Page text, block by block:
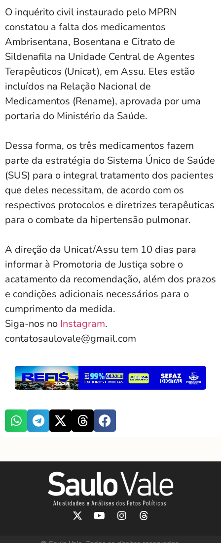
O inquérito civil instaurado pelo MPRN
constatou a falta dos medicamentos
Ambrisentana, Bosentana e Citrato de
Sildenafila na Unidade Central de Agentes
Terapêuticos (Unicat), em Assu. Eles estão
incluídos na Relação Nacional de
Medicamentos (Rename), aprovada por uma
portaria do Ministério da Saúde.
Dessa forma, os três medicamentos fazem
parte da estratégia do Sistema Único de Saúde
(SUS) para o integral tratamento dos pacientes
que deles necessitam, de acordo com os
respectivos protocolos e diretrizes terapêuticas
para o combate da hipertensão pulmonar.
A direção da Unicat/Assu tem 10 dias para
informar à Promotoria de Justiça sobre o
acatamento da recomendação, além dos prazos
e condições adicionais necessários para o
cumprimento da medida.
Siga-nos no Instagram.
contatosaulovale@gmail.com